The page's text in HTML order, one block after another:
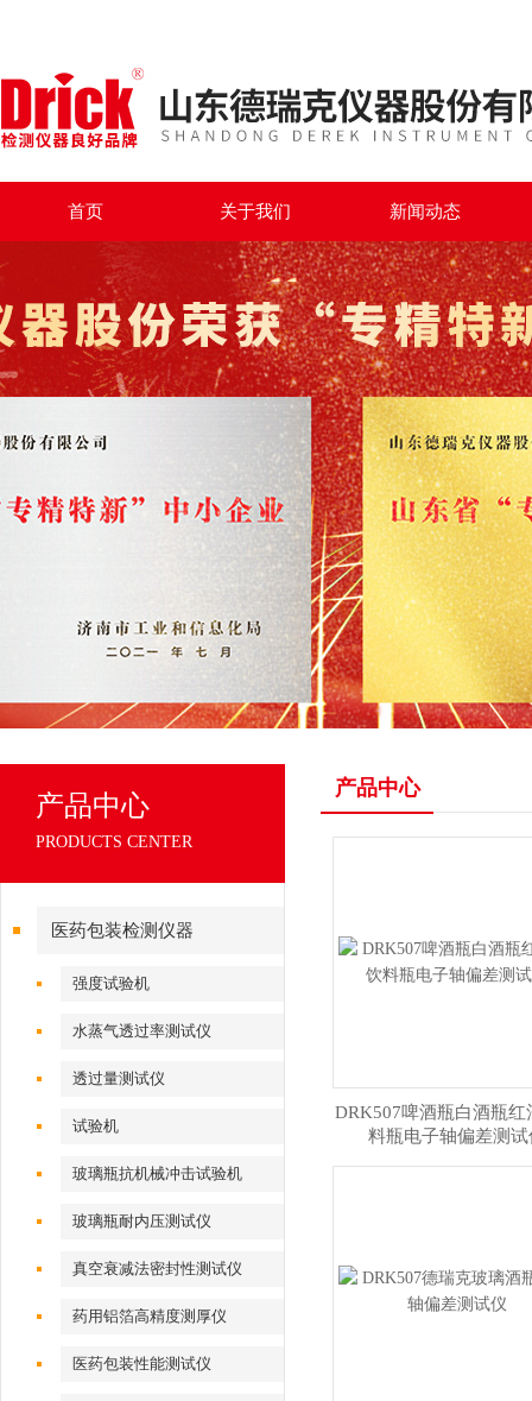
首页 关于我们 新闻动态
产品中心
PRODUCTS CENTER
医药包装检测仪器
强度试验机
水蒸气透过率测试仪
透过量测试仪
试验机
玻璃瓶抗机械冲击试验机
玻璃瓶耐内压测试仪
真空衰减法密封性测试仪
药用铝箔高精度测厚仪
医药包装性能测试仪
产品中心
DRK507啤酒瓶白酒瓶红
料瓶电子轴偏差测试